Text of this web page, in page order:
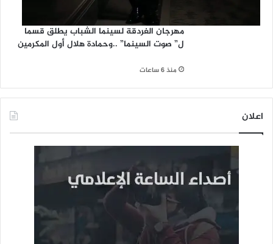
مهرجان الغردقة لسينما الشباب يطلق قسما
ل” صوت السينما” ..وحمادة هلال أول المكرمين
منذ 6 ساعات
اعلان